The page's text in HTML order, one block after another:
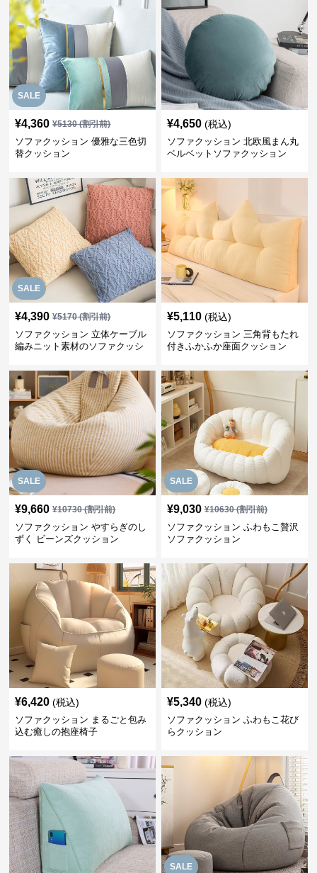
SALE
¥4,360 ¥5130(割引前)
ソファクッション 優雅な三色切
替クッション
¥4,650 (税込)
ソファクッション 北欧風まん丸
ベルベットソファクッション
SALE
¥4,390 ¥5170(割引前)
ソファクッション 立体ケーブル
編みニット素材のソファクッシ
¥5,110 (税込)
ソファクッション 三角背もたれ
付きふかふか座面クッション
SALE
¥9,660 ¥10730(割引前)
ソファクッション やすらぎのし
ずく ビーンズクッション
SALE
¥9,030 ¥10630(割引前)
ソファクッション ふわもこ贅沢
ソファクッション
¥6,420 (税込)
ソファクッション まるごと包み
込む癒しの抱座椅子
¥5,340 (税込)
ソファクッション ふわもこ花び
らクッション
SALE